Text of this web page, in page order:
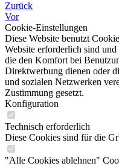
Zurück
Vor
Cookie-Einstellungen
Diese Website benutzt
Website erforderlich sind
die den Komfort bei
Direktwerbung dienen oder
und sozialen Netzwerken
Zustimmung gesetzt.
Konfiguration
Technisch erforderlich
Diese Cookies sind für die
"Alle Cookies ablehnen"